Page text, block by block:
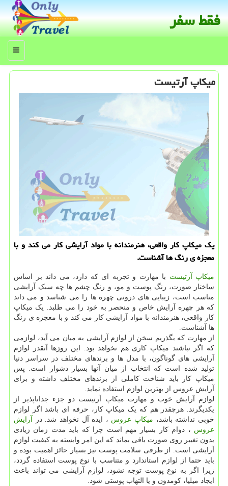
فقط سفر
منو
میكاپ آرتیست
یك میكاپ كار واقعی، هنرمندانه با مواد آرایشی كار می كند و با
معجزه ی رنگ ها آشناست.
میکاپ آرتیست با مهارت و تجربه ای که دارد، می داند بر اساس
ساختار صورت، رنگ پوست و مو، و رنگ چشم ها چه سبک آرایشی
مناسب است، زیبایی های درونی چهره ها را می شناسد و می داند
که هر چهره آرایش خاص و منحصر به خود را می طلبد. یک میکاپ
کار واقعی، هنرمندانه با مواد آرایشی کار می کند و با معجزه ی رنگ
ها آشناست.
از مهارت که بگذریم سخن از لوازم آرایشی به میان می آید، لوازمی
که اگر نباشند میکاپ کاری هم نخواهد بود. این روزها آنقدر لوازم
آرایشی های گوناگون، با مدل ها و برندهای مختلف در سراسر دنیا
تولید شده است که انتخاب از میان آنها بسیار دشوار است. پس
میکاپ کار باید شناخت کاملی از برندهای مختلف داشته و برای
آرایش عروس از بهترین لوازم استفاده نماید.
لوازم آرایش خوب و مهارت میکاپ آرتیست دو جزء جداناپذیر از
یکدیگرند. هرچقدر هم که یک میکاپ کار، حرفه ای باشد اگر لوازم
خوبی نداشته باشد، میکاپ عروس ، ایده آل نخواهد شد. در آرایش
عروس ، دوام کار بسیار مهم است چرا که باید مدت زمان زیادی
بدون تغییر روی صورت باقی بماند که این امر وابسته به کیفیت لوازم
آرایشی است. از طرفی سلامت پوست نیز بسیار حائز اهمیت بوده و
باید حتما از لوازم استاندارد و متناسب با نوع پوست استفاده گردد،
زیرا اگر به نوع پوست توجه نشود، لوازم آرایشی می تواند باعث
ایجاد میلیا، کومدون و یا التهاب پوستی شود.